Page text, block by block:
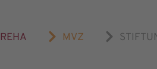
REHA MVZ